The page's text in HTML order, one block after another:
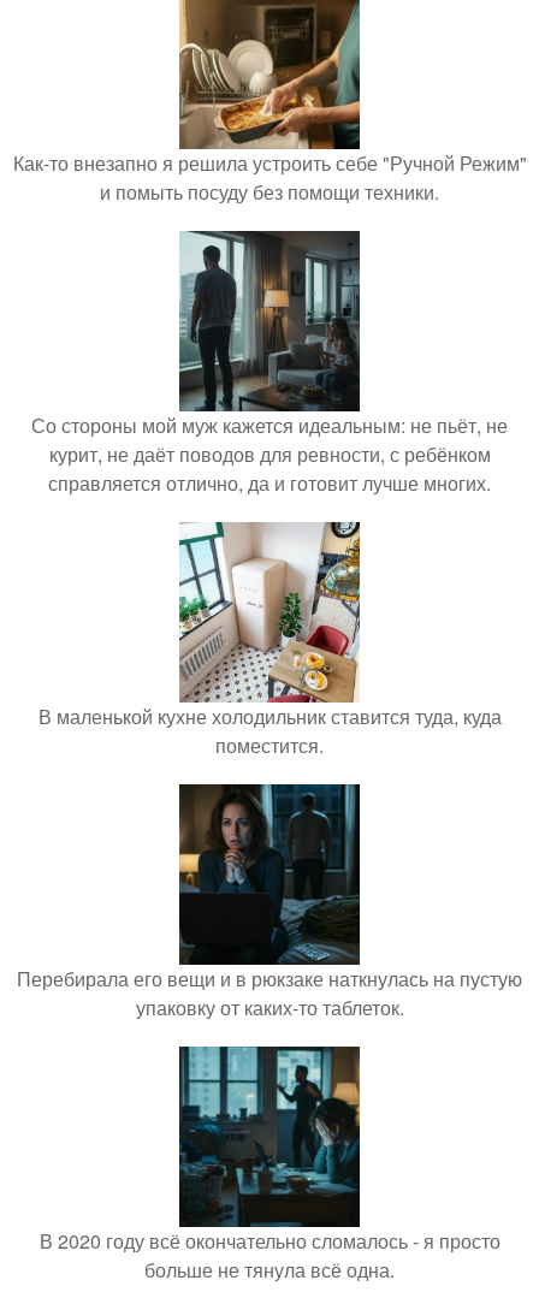
Как-то внезапно я решила устроить себе "Ручной Режим"
и помыть посуду без помощи техники.
Со стороны мой муж кажется идеальным: не пьёт, не
курит, не даёт поводов для ревности, с ребёнком
справляется отлично, да и готовит лучше многих.
В маленькой кухне холодильник ставится туда, куда
поместится.
Перебирала его вещи и в рюкзаке наткнулась на пустую
упаковку от каких-то таблеток.
В 2020 году всё окончательно сломалось - я просто
больше не тянула всё одна.